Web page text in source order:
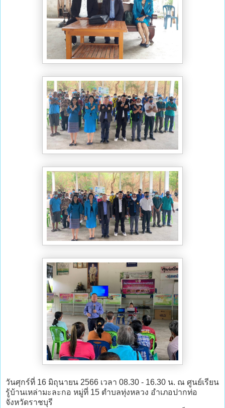
วันศุกร์ที่ 16 มิถุนายน 2566 เวลา 08.30 - 16.30 น. ณ ศูนย์เรียน
รู้บ้านเหล่ามะละกอ หมู่ที่ 15 ตำบลทุ่งหลวง อำเภอปากท่อ
จังหวัดราชบุรี